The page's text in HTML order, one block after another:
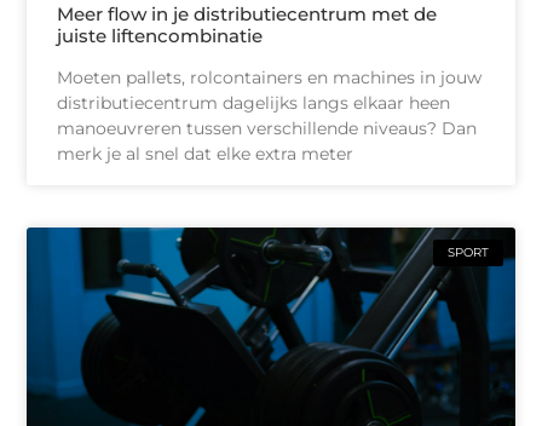
Meer flow in je distributiecentrum met de
juiste liftencombinatie
Moeten pallets, rolcontainers en machines in jouw
distributiecentrum dagelijks langs elkaar heen
manoeuvreren tussen verschillende niveaus? Dan
merk je al snel dat elke extra meter
SPORT